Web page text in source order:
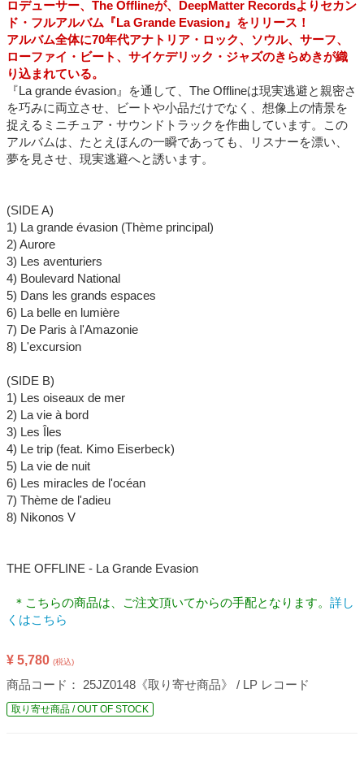
ロデューサー、The Offlineが、DeepMatter Recordsよりセカン
ド・フルアルバム『La Grande Evasion』をリリース！
アルバム全体に70年代アナトリア・ロック、ソウル、サーフ、
ローファイ・ビート、サイケデリック・ジャズのきらめきが織
り込まれている。
『La grande évasion』を通して、The Offlineは現実逃避と親密さ
を巧みに両立させ、ビートや小品だけでなく、想像上の情景を
捉えるミニチュア・サウンドトラックを作曲しています。この
アルバムは、たとえほんの一瞬であっても、リスナーを漂い、
夢を見させ、現実逃避へと誘います。
(SIDE A)
1) La grande évasion (Thème principal)
2) Aurore
3) Les aventuriers
4) Boulevard National
5) Dans les grands espaces
6) La belle en lumière
7) De Paris à l'Amazonie
8) L'excursion
(SIDE B)
1) Les oiseaux de mer
2) La vie à bord
3) Les Îles
4) Le trip (feat. Kimo Eiserbeck)
5) La vie de nuit
6) Les miracles de l'océan
7) Thème de l'adieu
8) Nikonos V
THE OFFLINE - La Grande Evasion
＊こちらの商品は、ご注文頂いてからの手配となります。 詳し
くはこちら
¥ 5,780 (税込)
商品コード： 25JZ0148《取り寄せ商品》 / LP レコード
取り寄せ商品 / OUT OF STOCK